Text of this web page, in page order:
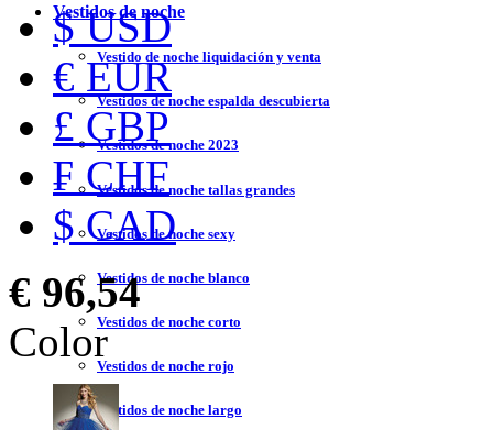
Vestidos de noche
Vestido de noche liquidación y venta
Vestidos de noche espalda descubierta
Vestidos de noche 2023
Vestidos de noche tallas grandes
Vestidos de noche sexy
Vestidos de noche blanco
Vestidos de noche corto
Vestidos de noche rojo
Vestidos de noche largo
$ USD
€ EUR
£ GBP
₣ CHF
$ CAD
€ 96,54
Color